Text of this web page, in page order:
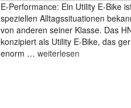
E-Performance: Ein Utility E-Bike
speziellen Alltagssituationen
von anderen seiner Klasse. Das
konzipiert als Utility E-Bike, das
enorm … weiterlesen